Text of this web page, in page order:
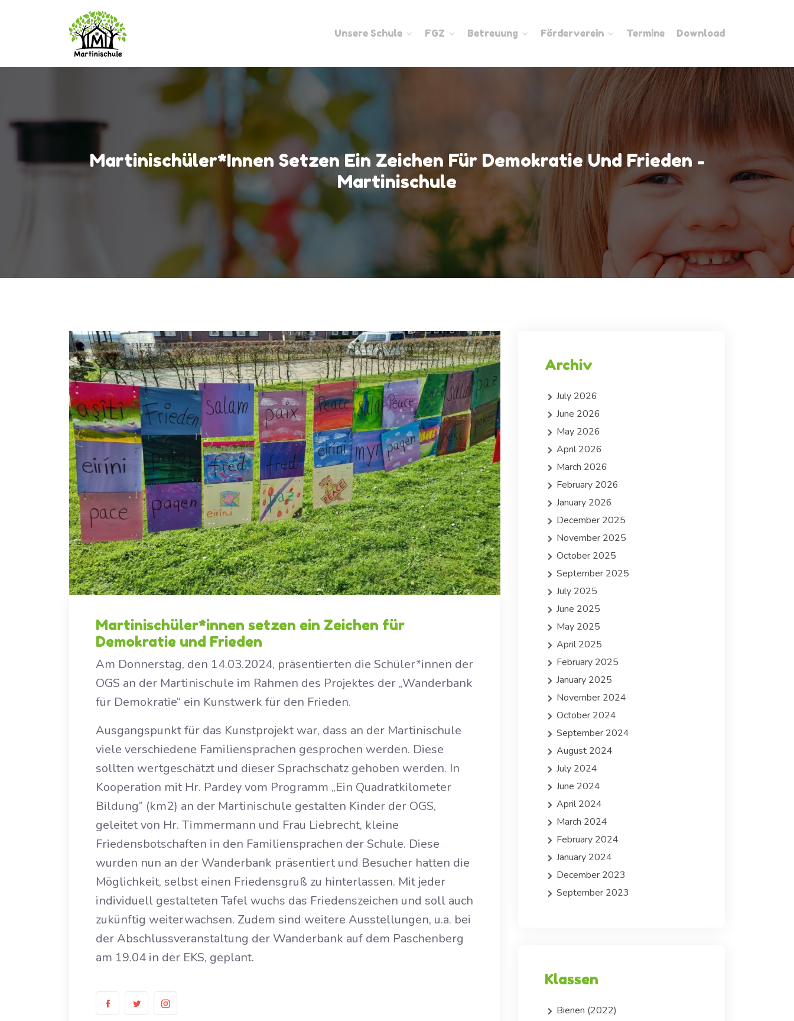
Unsere Schule FGZ Betreuung Förderverein Termine Download
Martinischüler*innen Setzen Ein Zeichen Für Demokratie Und Frieden -
Martinischule
Martinischüler*innen setzen ein Zeichen für
Demokratie und Frieden
Am Donnerstag, den 14.03.2024, präsentierten die Schüler*innen der
OGS an der Martinischule im Rahmen des Projektes der „Wanderbank
für Demokratie“ ein Kunstwerk für den Frieden.
Ausgangspunkt für das Kunstprojekt war, dass an der Martinischule
viele verschiedene Familiensprachen gesprochen werden. Diese
sollten wertgeschätzt und dieser Sprachschatz gehoben werden. In
Kooperation mit Hr. Pardey vom Programm „Ein Quadratkilometer
Bildung” (km2) an der Martinischule gestalten Kinder der OGS,
geleitet von Hr. Timmermann und Frau Liebrecht, kleine
Friedensbotschaften in den Familiensprachen der Schule. Diese
wurden nun an der Wanderbank präsentiert und Besucher hatten die
Möglichkeit, selbst einen Friedensgruß zu hinterlassen. Mit jeder
individuell gestalteten Tafel wuchs das Friedenszeichen und soll auch
zukünftig weiterwachsen. Zudem sind weitere Ausstellungen, u.a. bei
der Abschlussveranstaltung der Wanderbank auf dem Paschenberg
am 19.04 in der EKS, geplant.
Archiv
July 2026
June 2026
May 2026
April 2026
March 2026
February 2026
January 2026
December 2025
November 2025
October 2025
September 2025
July 2025
June 2025
May 2025
April 2025
February 2025
January 2025
November 2024
October 2024
September 2024
August 2024
July 2024
June 2024
April 2024
March 2024
February 2024
January 2024
December 2023
September 2023
Klassen
Bienen (2022)